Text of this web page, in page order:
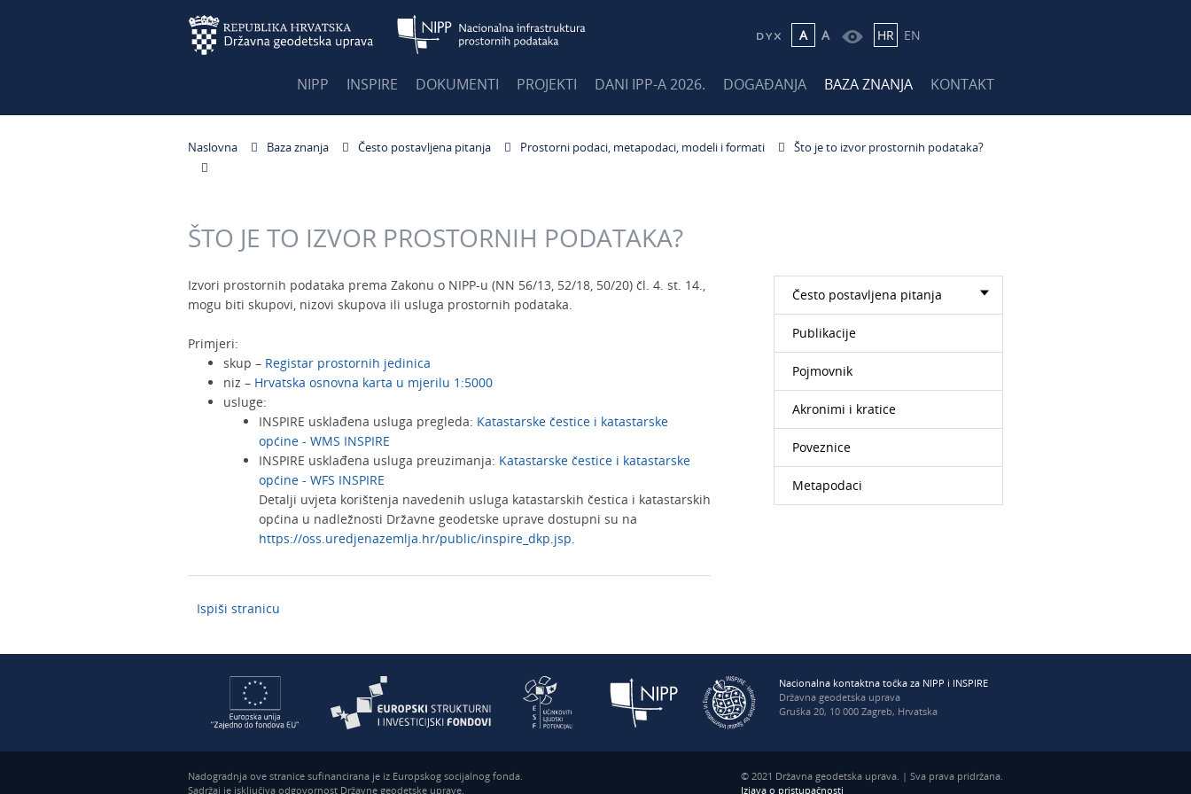
A A HR EN
NIPP INSPIRE DOKUMENTI PROJEKTI DANI IPP-A 2026. DOGAĐANJA BAZA ZNANJA KONTAKT
Naslovna Baza znanja Često postavljena pitanja Prostorni podaci, metapodaci, modeli i formati Što je to izvor prostornih podataka?
ŠTO JE TO IZVOR PROSTORNIH PODATAKA?
Izvori prostornih podataka prema Zakonu o NIPP-u (NN 56/13, 52/18, 50/20) čl. 4. st. 14.,
mogu biti skupovi, nizovi skupova ili usluga prostornih podataka.
Primjeri:
skup – Registar prostornih jedinica
niz – Hrvatska osnovna karta u mjerilu 1:5000
usluge:
INSPIRE usklađena usluga pregleda: Katastarske čestice i katastarske
općine - WMS INSPIRE
INSPIRE usklađena usluga preuzimanja: Katastarske čestice i katastarske
općine - WFS INSPIRE
Detalji uvjeta korištenja navedenih usluga katastarskih čestica i katastarskih
općina u nadležnosti Državne geodetske uprave dostupni su na
https://oss.uredjenazemlja.hr/public/inspire_dkp.jsp.
Ispiši stranicu
Često postavljena pitanja
Publikacije
Pojmovnik
Akronimi i kratice
Poveznice
Metapodaci
Nacionalna kontaktna točka za NIPP i INSPIRE
Državna geodetska uprava
Gruška 20, 10 000 Zagreb, Hrvatska
Nadogradnja ove stranice sufinancirana je iz Europskog socijalnog fonda.
Sadržaj je isključiva odgovornost Državne geodetske uprave.
© 2021 Državna geodetska uprava. | Sva prava pridržana.
Izjava o pristupačnosti